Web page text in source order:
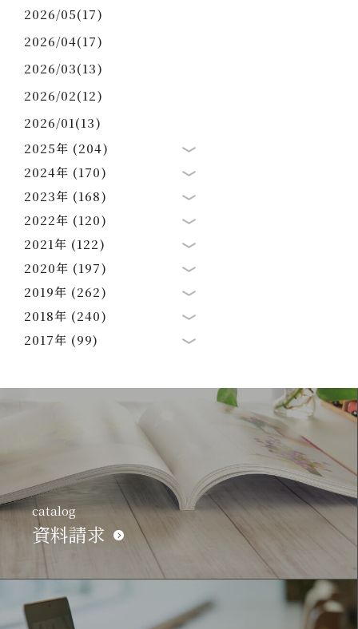
2026/05(17)
2026/04(17)
2026/03(13)
2026/02(12)
2026/01(13)
2025年 (204)
2024年 (170)
2023年 (168)
2022年 (120)
2021年 (122)
2020年 (197)
2019年 (262)
2018年 (240)
2017年 (99)
catalog
資料請求